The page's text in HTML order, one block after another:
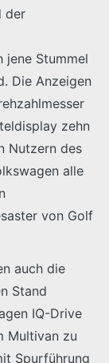
der
jene Stummel
Die Anzeigen
zehn
Nutzern des
alle
von Golf
auch die
Stand
IQ-Drive
Multivan zu
Spurführung